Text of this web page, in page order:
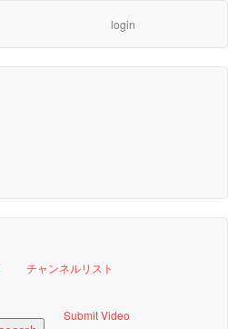
login
チャンネルリスト
Submit Video